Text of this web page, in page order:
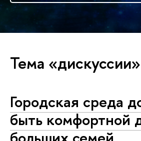
Тема «дискуссии»
Городская среда
быть комфортной